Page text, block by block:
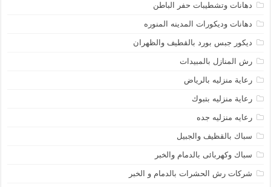
دهانات وتشطيبات حفر الباطن
دهانات وديكورات المدينه المنوره
ديكور جبس بورد بالقطيف والظهران
رش المنازل بالمبيدات
رعاية منزليه بالرياض
رعاية منزليه بتبوك
رعايه منزليه جده
سباك بالقظيف والجبيل
سباك وكهربائى بالدمام والخبر
شركات رش الحشرات بالدمام و الخبر